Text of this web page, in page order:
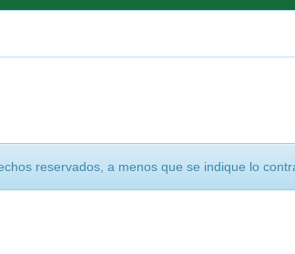
reservados, a menos que se indique lo